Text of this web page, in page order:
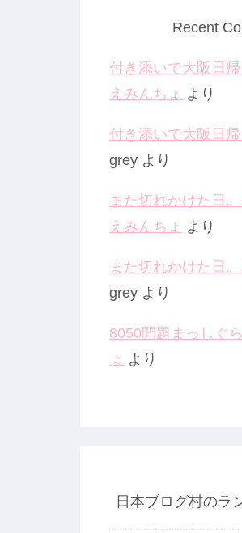
Recent
付き添いで大阪日
えみんちょ より
付き添いで大阪日
grey より
また切れかけた日
えみんちょ より
また切れかけた日
grey より
8050問題まっしぐら
ょ より
日本ブログ村のラ